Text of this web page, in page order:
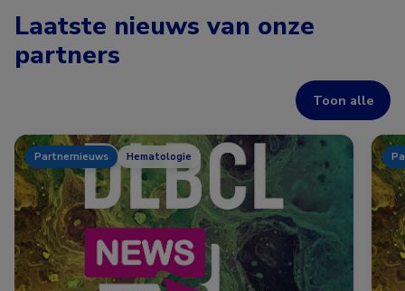
Laatste nieuws van onze
partners
Toon alle
Partnernieuws Hematologie